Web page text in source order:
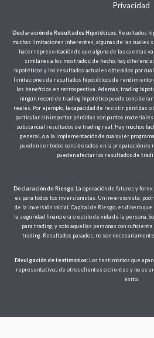
Privacidad
Declaración de Resultados Hipotéticos: Resultados
muchas limitaciones inherentes, algunas de las cuales
hacer representación de que alguna de las cuentas
similares a los mostrados; de hecho, hay
hipotéticos y los resultados actuales obtenidos por
limitaciones de resultados hipotéticos de rendimiento
los beneficios en retrospectiva. Además, trading
ningún record de trading hipotético puede
reales. Por ejemplo, la capacidad de resistir pérdidas
particular sin importar pérdidas son puntos
substancial resultados de trading real. Hay muchos
general, o a la implementación de cualquier
pueden ser todos considerados en la preparación
pueden afectar los resultados de
Declaración de Riesgo:La operación de futuros y
es para todos los inversionistas. Un inversionista,
de la inversión inicial. Capital de Riesgo, es dinero
la seguridad financiera o estilo de vida de la persona.
para trading, y solo aquellas personas con
trading. Resultados pasados, no son
Divulgación de testimonios: Los testimonios que
representativos de otros clientes o clientes y no es
éxito.